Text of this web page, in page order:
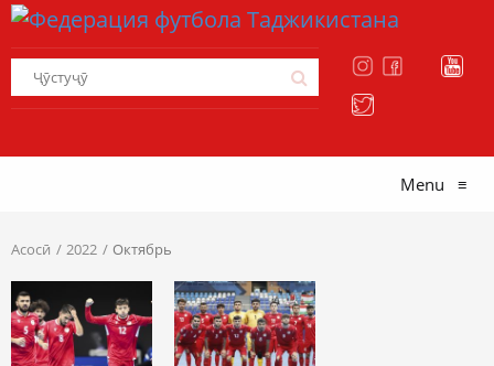
Menu ≡
Асосӣ 2022 Октябрь